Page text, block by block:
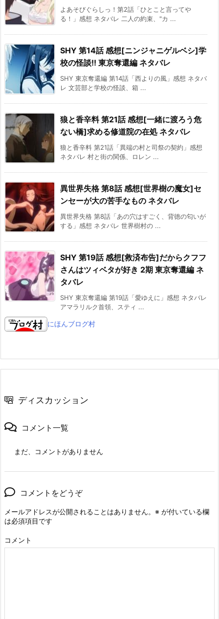
よあそびぐらしっ！第2話「ひとこと言ってや
る！」感想 ネタバレ 二人の約束、"カ ...
SHY 第14話 感想[ニンジャニゲルベシ]学
校の怪談!! 東京奪還編 ネタバレ
SHY 東京奪還編 第14話「西よりの風」感想 ネタバ
レ 文芸部と学校の怪談、箱 ...
狼と香辛料 第21話 感想[一緒に渡ろう危
ない橋]求める修道院の在処 ネタバレ
狼と香辛料 第21話「異端の村と司祭の契約」感想
ネタバレ 村と街の関係、ロレン ...
異世界失格 第8話 感想[世界樹の魔女]セ
ンセーが大の苦手なもの ネタバレ
異世界失格 第8話「あの穴はすごく、背徳の匂いが
する」感想 ネタバレ 世界樹村の ...
SHY 第19話 感想[救済布告]だからクフフ
さんはツィベタが好き 2期 東京奪還編 ネ
タバレ
SHY 東京奪還編 第19話「愛ゆえに」感想 ネタバレ
アマラリルク首領、スティ ...
にほんブログ村
ディスカッション
コメント一覧
まだ、コメントがありません
コメントをどうぞ
メールアドレスが公開されることはありません。 ※ が付いている欄
は必須項目です
コメント